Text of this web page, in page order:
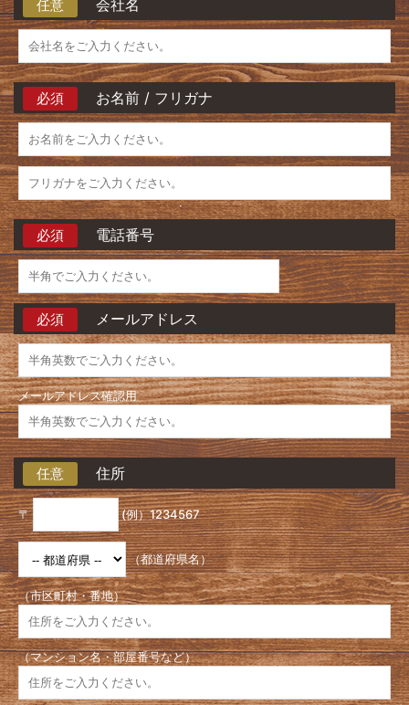
任意 会社名
必須 お名前 / フリガナ
必須 電話番号
必須 メールアドレス
メールアドレス確認用
任意 住所
〒 (例）1234567
（都道府県名）
（市区町村・番地）
（マンション名・部屋番号など）